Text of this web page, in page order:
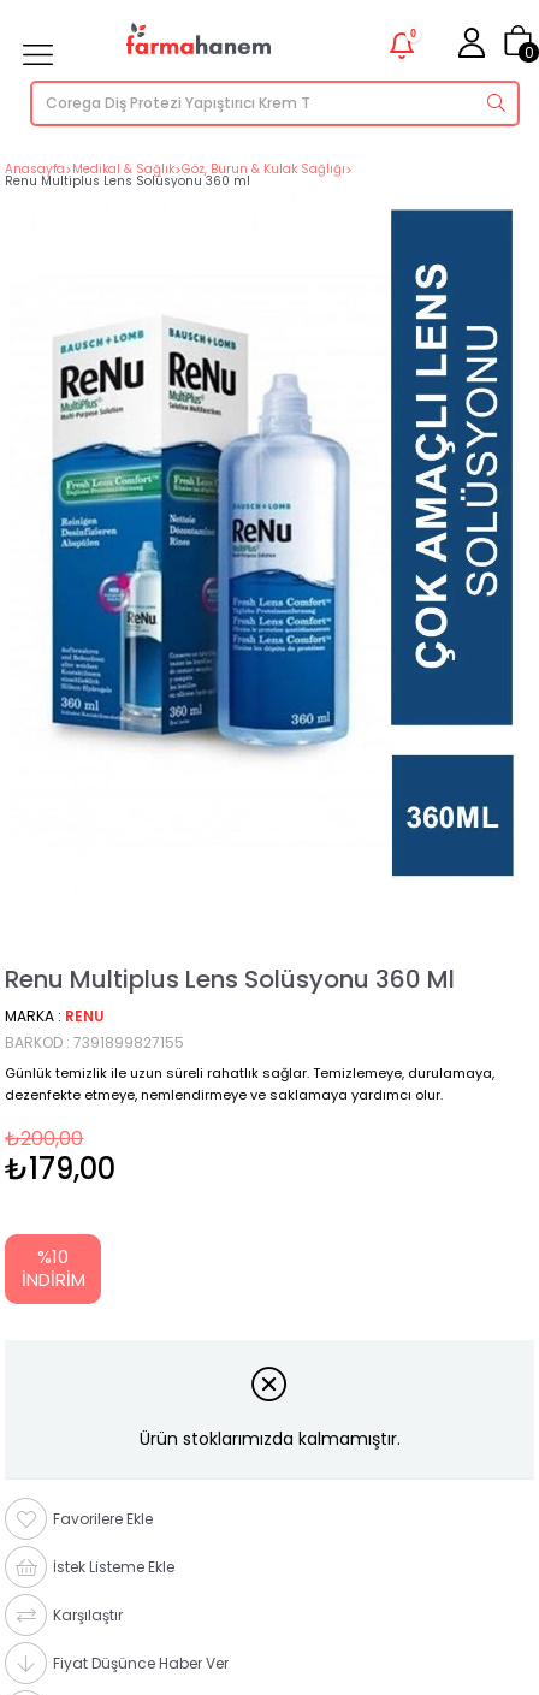
0
0
Anasayfa>Medikal & Sağlık>Göz, Burun & Kulak Sağlığı>
Renu Multiplus Lens Solüsyonu 360 ml
Renu Multiplus Lens Solüsyonu 360 Ml
MARKA : RENU
BARKOD : 7391899827155
Günlük temizlik ile uzun süreli rahatlık sağlar. Temizlemeye, durulamaya,
dezenfekte etmeye, nemlendirmeye ve saklamaya yardımcı olur.
₺200,00
₺179,00
%10
İNDIRIM
Ürün stoklarımızda kalmamıştır.
Favorilere Ekle
İstek Listeme Ekle
Karşılaştır
Fiyat Düşünce Haber Ver